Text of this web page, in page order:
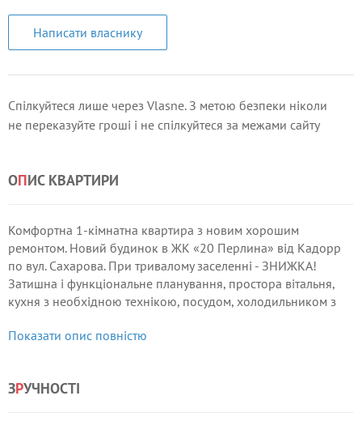
Написати власнику
Спілкуйтеся лише через Vlasne. З метою безпеки ніколи
не переказуйте гроші і не спілкуйтеся за межами сайту
ОПИС КВАРТИРИ
Комфортна 1-кімнатна квартира з новим хорошим
ремонтом. Новий будинок в ЖК «20 Перлина» від Кадорр
по вул. Сахарова. При тривалому заселенні - ЗНИЖКА!
Затишна і функціональне планування, простора вітальня,
кухня з необхідною технікою, посудом, холодильником з
Показати опис повністю
ЗРУЧНОСТІ